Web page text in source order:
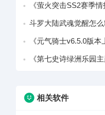
《萤火突击SS2赛季
《元气骑士v6.5.0版
《第七史诗绿洲乐园
相关软件